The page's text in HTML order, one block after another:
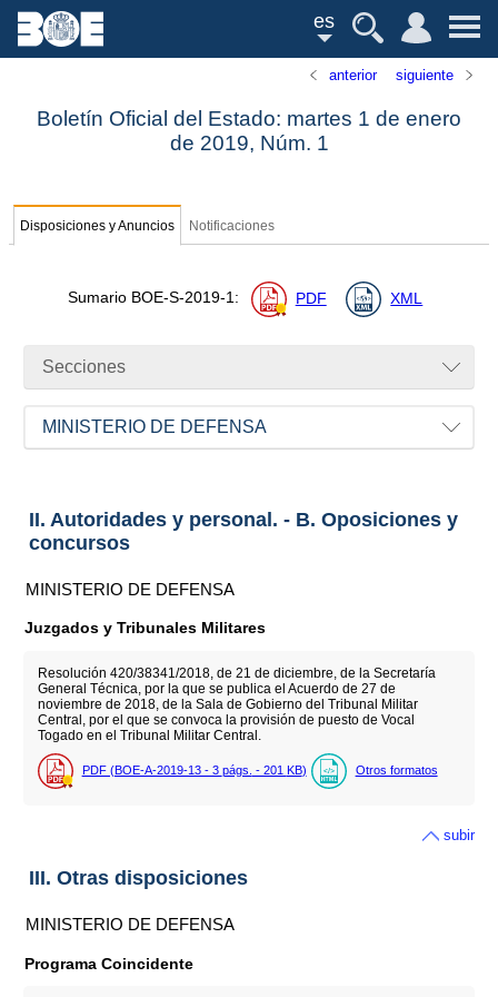
es
anterior siguiente
Boletín Oficial del Estado: martes 1 de enero
de 2019, Núm. 1
Disposiciones y Anuncios Notificaciones
Sumario BOE-S-2019-1: PDF XML
Secciones
MINISTERIO DE DEFENSA
II. Autoridades y personal. - B. Oposiciones y
concursos
MINISTERIO DE DEFENSA
Juzgados y Tribunales Militares
Resolución 420/38341/2018, de 21 de diciembre, de la Secretaría
General Técnica, por la que se publica el Acuerdo de 27 de
noviembre de 2018, de la Sala de Gobierno del Tribunal Militar
Central, por el que se convoca la provisión de puesto de Vocal
Togado en el Tribunal Militar Central.
PDF (BOE-A-2019-13 - 3 págs. - 201 KB) Otros formatos
subir
III. Otras disposiciones
MINISTERIO DE DEFENSA
Programa Coincidente